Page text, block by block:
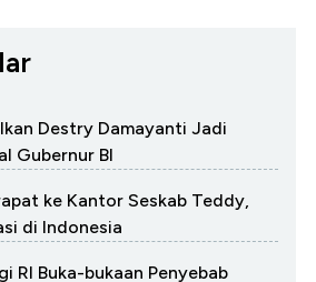
Destry Damayanti Jadi
Gubernur BI
ke Kantor Seskab Teddy,
di Indonesia
RI Buka-bukaan Penyebab